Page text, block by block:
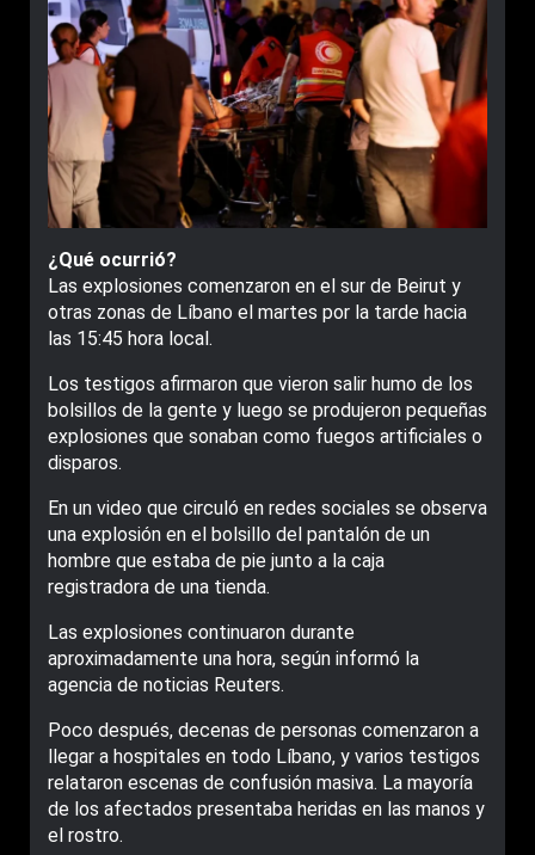
¿Qué ocurrió?
Las explosiones comenzaron en el sur de Beirut y
otras zonas de Líbano el martes por la tarde hacia
las 15:45 hora local.
Los testigos afirmaron que vieron salir humo de los
bolsillos de la gente y luego se produjeron pequeñas
explosiones que sonaban como fuegos artificiales o
disparos.
En un video que circuló en redes sociales se observa
una explosión en el bolsillo del pantalón de un
hombre que estaba de pie junto a la caja
registradora de una tienda.
Las explosiones continuaron durante
aproximadamente una hora, según informó la
agencia de noticias Reuters.
Poco después, decenas de personas comenzaron a
llegar a hospitales en todo Líbano, y varios testigos
relataron escenas de confusión masiva. La mayoría
de los afectados presentaba heridas en las manos y
el rostro.